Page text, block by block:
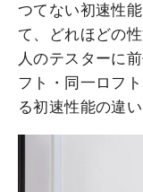
つてない初速性
て、どれほどの
人のテスターに
フト・同一ロフ
る初速性能の違